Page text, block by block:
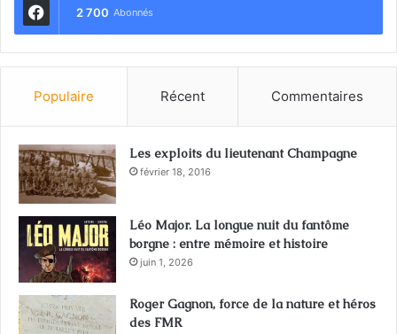
2 700 Abonnés
Populaire Récent Commentaires
Les exploits du lieutenant Champagne
février 18, 2016
Léo Major. La longue nuit du fantôme
borgne : entre mémoire et histoire
juin 1, 2026
Roger Gagnon, force de la nature et héros
des FMR